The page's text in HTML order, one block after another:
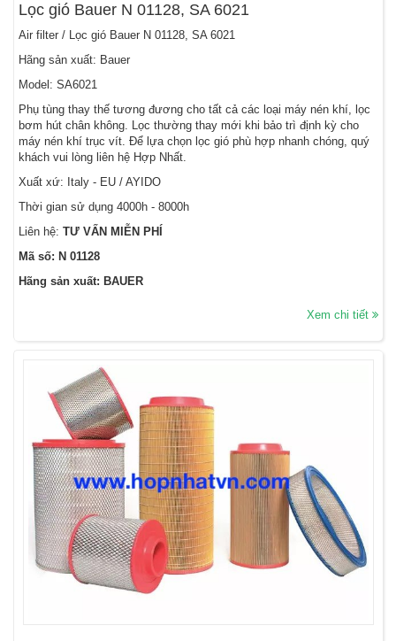
Lọc gió Bauer N 01128, SA 6021
Air filter / Lọc gió Bauer N 01128, SA 6021
Hãng sản xuất: Bauer
Model: SA6021
Phụ tùng thay thế tương đương cho tất cả các loại máy nén khí, lọc
bơm hút chân không. Lọc thường thay mới khi bảo trì định kỳ cho
máy nén khí trục vít. Để lựa chọn lọc gió phù hợp nhanh chóng, quý
khách vui lòng liên hệ Hợp Nhất.
Xuất xứ: Italy - EU / AYIDO
Thời gian sử dụng 4000h - 8000h
Liên hệ: TƯ VẤN MIỄN PHÍ
Mã số: N 01128
Hãng sản xuất: BAUER
Xem chi tiết